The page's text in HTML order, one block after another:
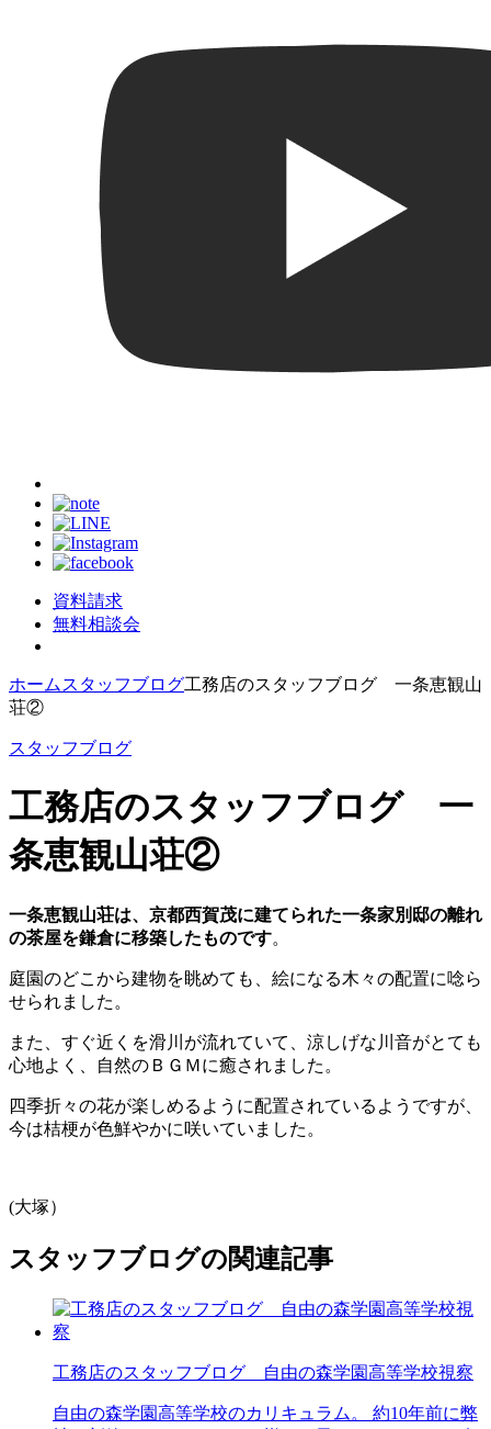
資料請求
無料相談会
ホーム スタッフブログ工務店のスタッフブログ 一条恵観山
荘②
スタッフブログ
工務店のスタッフブログ 一
条恵観山荘②
一条恵観山荘は、京都西賀茂に建てられた一条家別邸の離れ
の茶屋を鎌倉に移築したものです。
庭園のどこから建物を眺めても、絵になる木々の配置に唸ら
せられました。
また、すぐ近くを滑川が流れていて、涼しげな川音がとても
心地よく、自然のＢＧＭに癒されました。
四季折々の花が楽しめるように配置されているようですが、
今は桔梗が色鮮やかに咲いていました。
(大塚）
スタッフブログの関連記事
工務店のスタッフブログ 自由の森学園高等学校視察
自由の森学園高等学校のカリキュラム。 約10年前に弊